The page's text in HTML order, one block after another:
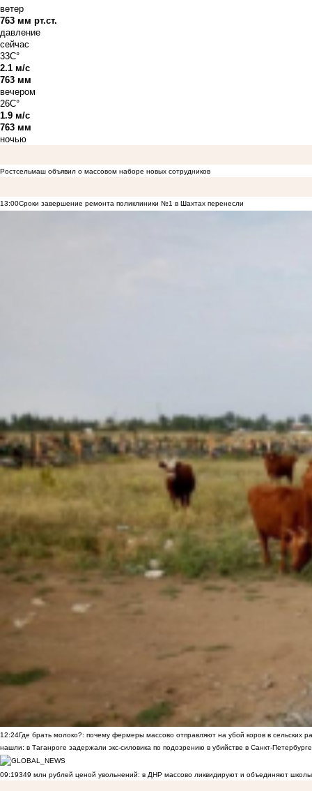
ветер
763 мм рт.ст.
давление
сейчас
33C°
2.1 м/с
763 мм
вечером
26C°
1.9 м/с
763 мм
ночью
Ростсельмаш объявил о массовом наборе новых сотрудников
13:00Сроки завершение ремонта поликлиники №1 в Шахтах перенесли
12:24Где брать молоко?: почему фермеры массово отправляют на убой коров в сельских
нашли: в Таганроге задержали экс-силовика по подозрению в убийстве в Санкт-Петербурге
09:19349 млн рублей ценой увольнений: в ДНР массово ликвидируют и объединяют